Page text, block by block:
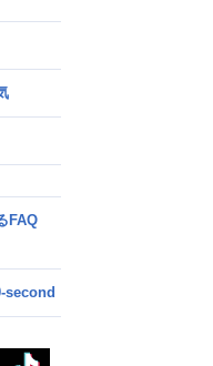
号による熊本
新）
FAQ
second